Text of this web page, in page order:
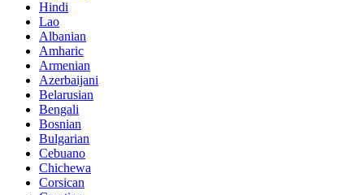
Hindi
Lao
Albanian
Amharic
Armenian
Azerbaijani
Belarusian
Bengali
Bosnian
Bulgarian
Cebuano
Chichewa
Corsican